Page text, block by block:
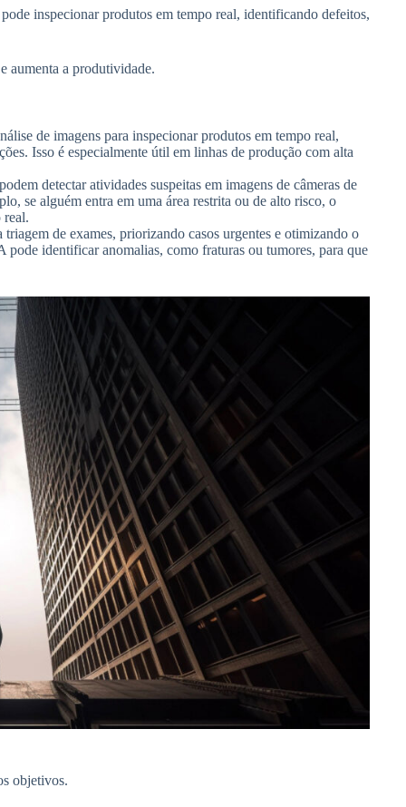
inspecionar produtos em tempo real, identificando defeitos,
aumenta a produtividade.
de imagens para inspecionar produtos em tempo real,
Isso é especialmente útil em linhas de produção com alta
detectar atividades suspeitas em imagens de câmeras de
se alguém entra em uma área restrita ou de alto risco, o
real.
de exames, priorizando casos urgentes e otimizando o
identificar anomalias, como fraturas ou tumores, para que
objetivos.